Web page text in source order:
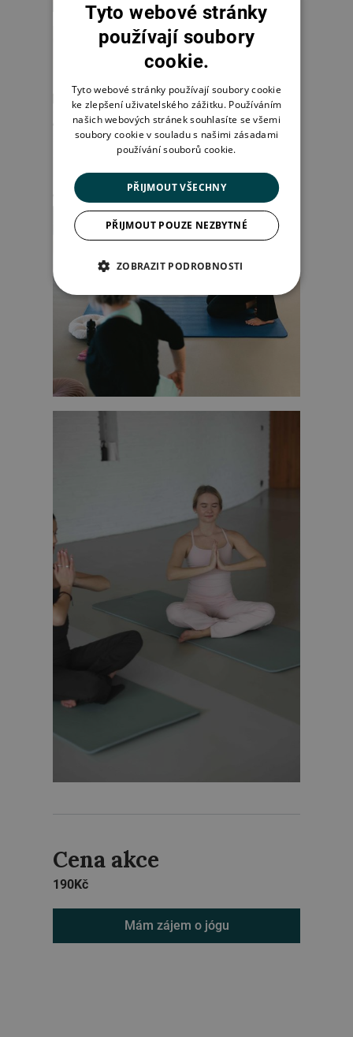
Cena akce
190Kč
Mám zájem o jógu
Tyto webové stránky
používají soubory
cookie.
Tyto webové stránky používají soubory cookie
ke zlepšení uživatelského zážitku. Používáním
našich webových stránek souhlasíte se všemi
soubory cookie v souladu s našimi zásadami
používání souborů cookie.
PŘIJMOUT VŠECHNY
PŘIJMOUT POUZE NEZBYTNÉ
ZOBRAZIT PODROBNOSTI